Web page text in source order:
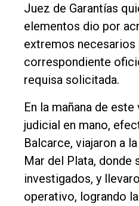
Juez de Garantías
elementos dio por
extremos necesarios
correspondiente
requisa solicitada.
En la mañana de
judicial en mano,
Balcarce, viajaron a
Mar del Plata, donde
investigados, y
operativo, logrando